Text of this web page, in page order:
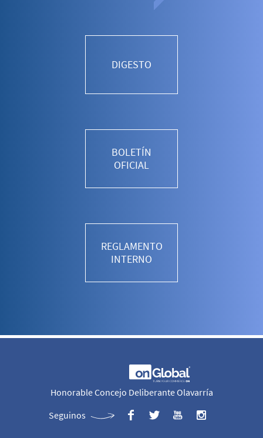
DIGESTO
BOLETÍN
OFICIAL
REGLAMENTO
INTERNO
Honorable Concejo Deliberante Olavarría
Seguinos